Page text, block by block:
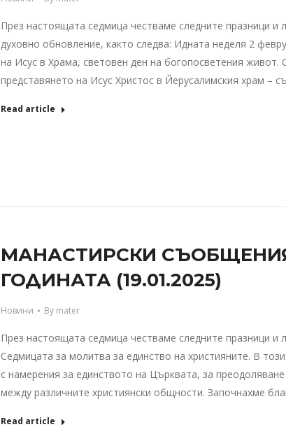
През настоящата седмица честваме следните празници и
духовно обновление, както следва: Идната неделя 2
на Исус в Храма, световен ден на богопосветения
представянето на Исус Христос в Йерусалимския храм –
Read article
МАНАСТИРСКИ
ГОДИНАТА (19.01.2025)
Новини By mater
През настоящата седмица честваме следните празници и
Седмицата за молитва за единство на християните. В
с намерения за единството на Църквата, за
между различните християнски общности. Започнахме
Read article